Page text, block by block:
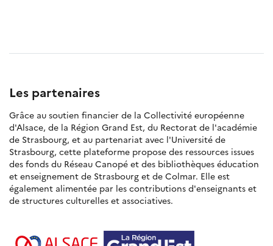
Les partenaires
Grâce au soutien financier de la Collectivité européenne
d'Alsace, de la Région Grand Est, du Rectorat de l'académie
de Strasbourg, et au partenariat avec l'Université de
Strasbourg, cette plateforme propose des ressources issues
des fonds du Réseau Canopé et des bibliothèques éducation
et enseignement de Strasbourg et de Colmar. Elle est
également alimentée par les contributions d'enseignants et
de structures culturelles et associatives.